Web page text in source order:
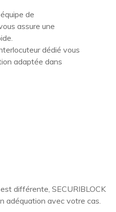
de
assure une
dédié vous
adaptée dans
différente, SECURIBLOCK
adéquation avec votre cas.